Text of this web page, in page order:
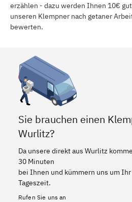
erzählen - dazu werden Ihnen 10€
unseren Klempner nach getaner
bewerten.
Sie brauchen einen
Wurlitz?
Da unsere direkt aus Wurlitz
30 Minuten
bei Ihnen und kümmern uns um
Tageszeit.
Rufen Sie uns an